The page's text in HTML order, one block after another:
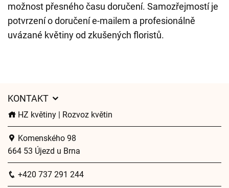
možnost přesného času doručení. Samozřejmostí je
potvrzení o doručení e-mailem a profesionálně
uvázané květiny od zkušených floristů.
KONTAKT
HZ květiny | Rozvoz květin
Komenského 98
664 53 Újezd u Brna
+420 737 291 244